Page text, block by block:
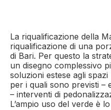
La riqualificazione della
riqualificazione di una
di Bari. Per questo la
un disegno complessivo
soluzioni estese agli
per i quali sono previsti –
– interventi di
L’ampio uso del verde è